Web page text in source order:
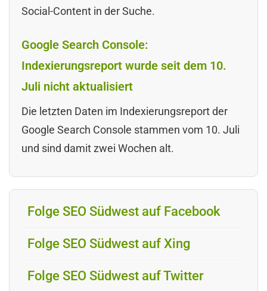
Social-Content in der Suche.
Google Search Console:
Indexierungsreport wurde seit dem 10.
Juli nicht aktualisiert
Die letzten Daten im Indexierungsreport der
Google Search Console stammen vom 10. Juli
und sind damit zwei Wochen alt.
Folge SEO Südwest auf Facebook
Folge SEO Südwest auf Xing
Folge SEO Südwest auf Twitter